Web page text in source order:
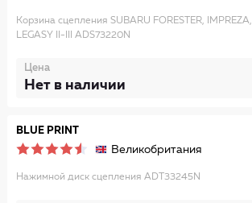
Корзина сцепления SUBARU FORESTER, IMPREZA,
LEGASY II-III ADS73220N
Цена
Нет в наличии
BLUE PRINT
Великобритания
Нажимной диск сцепления ADT33245N